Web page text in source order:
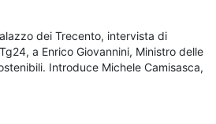
dei Trecento, intervista di
a Enrico Giovannini, Ministro delle
Introduce Michele Camisasca,